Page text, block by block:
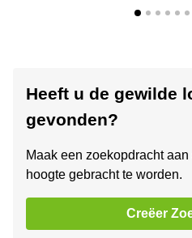
Heeft u de gewilde
gevonden?
Maak een zoekopdracht
hoogte gebracht te worden.
Creëer